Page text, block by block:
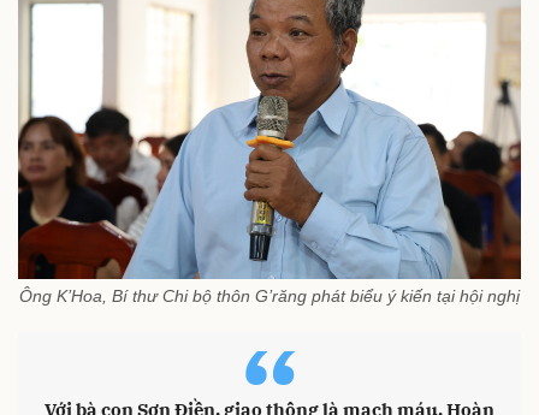
Ông K’Hoa, Bí thư Chi bộ thôn G’răng phát biểu ý kiến tại hội nghị
Với bà con Sơn Điền, giao thông là mạch máu. Hoàn